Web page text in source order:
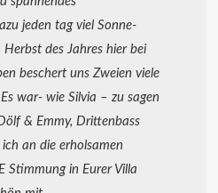
jeden tag viel Sonne-
des Jahres hier bei
beschert uns Zweien viele
war- wie Silvia – zu sagen
& Emmy, Drittenbass
an die erholsamen
Stimmung in Eurer Villa